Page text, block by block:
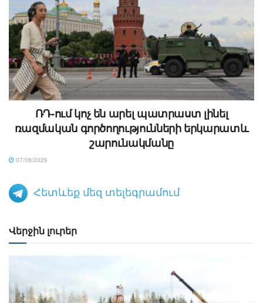
ՌԴ-ում կոչ են արել պատրաստ լինել
ռազմական գործողությունների երկարատև
շարունակմանը
07/08/2026
Հետևեք մեզ տելեգրամում
Վերջին լուրեր